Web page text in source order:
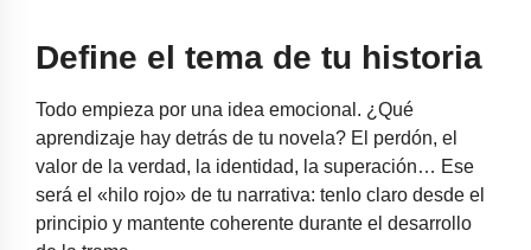
Define el tema de tu historia
Todo empieza por una idea emocional. ¿Qué
aprendizaje hay detrás de tu novela? El perdón, el
valor de la verdad, la identidad, la superación… Ese
será el «hilo rojo» de tu narrativa: tenlo claro desde el
principio y mantente coherente durante el desarrollo